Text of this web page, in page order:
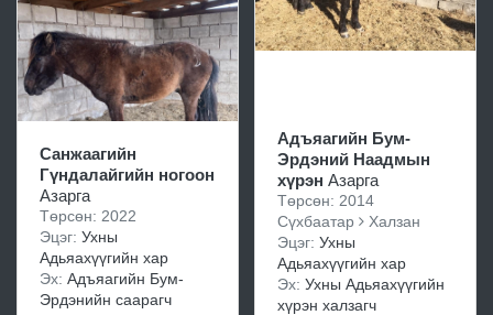
Санжаагийн
Гүндалайгийн ногоон
Азарга
Төрсөн: 2022
Эцэг: Ухны
Адьяахүүгийн хар
Эх: Адъяагийн Бум-
Эрдэнийн саарагч
Адъяагийн Бум-
Эрдэний Наадмын
хүрэн Азарга
Төрсөн: 2014
Сүхбаатар
Халзан
Эцэг: Ухны
Адьяахүүгийн хар
Эх: Ухны Адьяахүүгийн
хүрэн халзагч